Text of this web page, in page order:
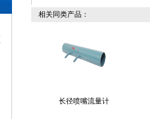
相关同类产品：
长径喷嘴流量计